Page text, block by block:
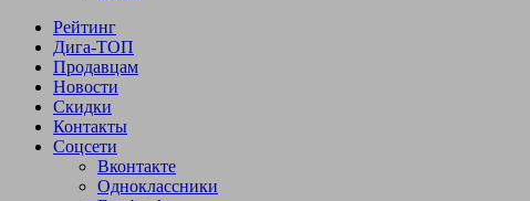
Рейтинг
Дига-ТОП
Продавцам
Новости
Скидки
Контакты
Соцсети
Вконтакте
Одноклассники